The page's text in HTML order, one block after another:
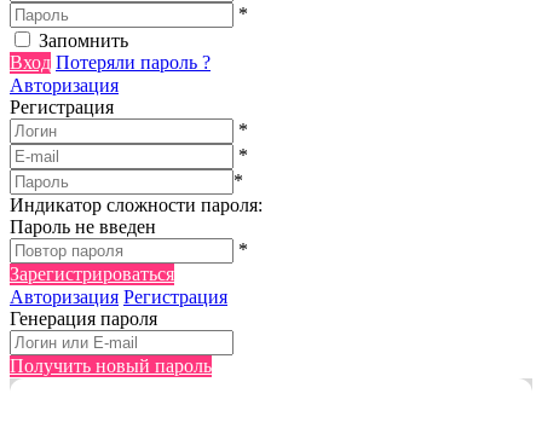
*
Запомнить
Вход Потеряли пароль ?
Авторизация
Регистрация
*
*
*
Индикатор сложности пароля:
Пароль не введен
*
Зарегистрироваться
Авторизация Регистрация
Генерация пароля
Получить новый пароль